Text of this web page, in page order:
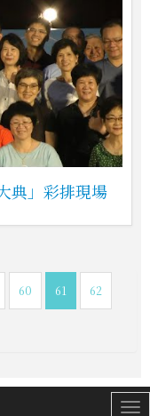
典」彩排現場
60 61 62